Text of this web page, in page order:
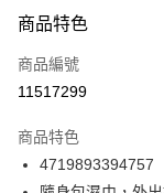
信用卡一次付款
信用卡分期付款
合作金庫商業銀行
華南商業銀行
商品特色
商品編號
11517299
商品特色
4719893394757